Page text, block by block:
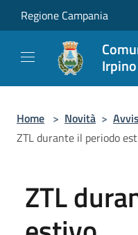
Salta al contenuto principale
Regione Campania
Irpino
Home > Novità >
ZTL durante il periodo
ZTL